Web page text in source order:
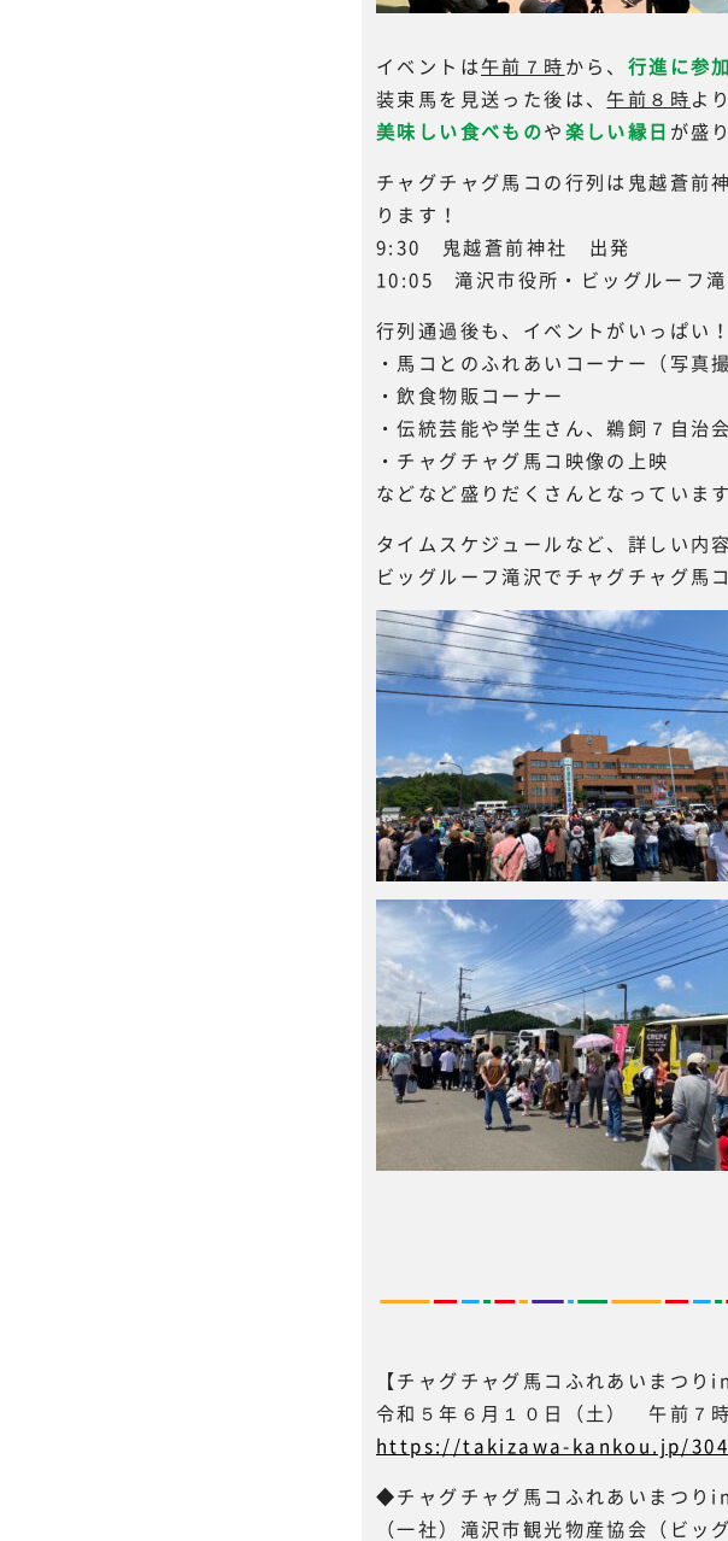
イベントは午前７時から、 行進に参
装束馬を見送った後は、 午前８時よ
美味しい食べものや楽しい縁日 が盛
チャグチャグ馬コの行列は鬼越蒼前
ります！
9:30 鬼越蒼前神社 出発
10:05 滝沢市役所・ビッグルーフ
行列通過後も、イベントがいっぱい！
・馬コとのふれあいコーナー（写真撮
・飲食物販コーナー
・伝統芸能や学生さん、鵜飼７自治
・チャグチャグ馬コ映像の上映
などなど盛りだくさんとなっていま
タイムスケジュールなど、詳しい内
ビッグルーフ滝沢でチャグチャグ馬
【チャグチャグ馬コふれあいまつり
令和５年６月１０日（土） 午前７
https://takizawa-kankou.jp/
◆チャグチャグ馬コふれあいまつり
（一社）滝沢市観光物産協会（ビッ